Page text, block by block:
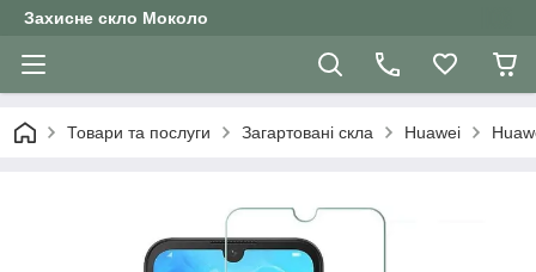
Захисне скло Moколо
Товари та послуги Загартовані скла Huawei